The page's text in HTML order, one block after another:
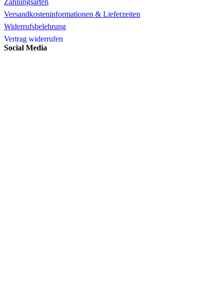
Zahlungsarten
Versandkosteninformationen & Lieferzeiten
Widerrufsbelehrung
Vertrag widerrufen
Social Media